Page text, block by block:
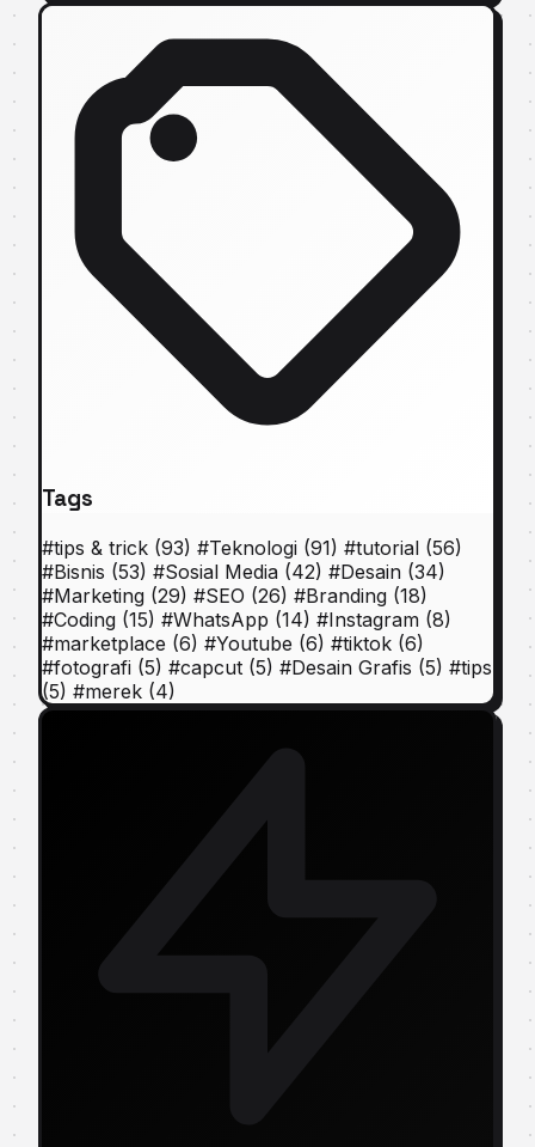
Tags
#tips & trick (93) #Teknologi (91) #tutorial (56)
#Bisnis (53) #Sosial Media (42) #Desain (34)
#Marketing (29) #SEO (26) #Branding (18)
#Coding (15) #WhatsApp (14) #Instagram (8)
#marketplace (6) #Youtube (6) #tiktok (6)
#fotografi (5) #capcut (5) #Desain Grafis (5) #tips
(5) #merek (4)